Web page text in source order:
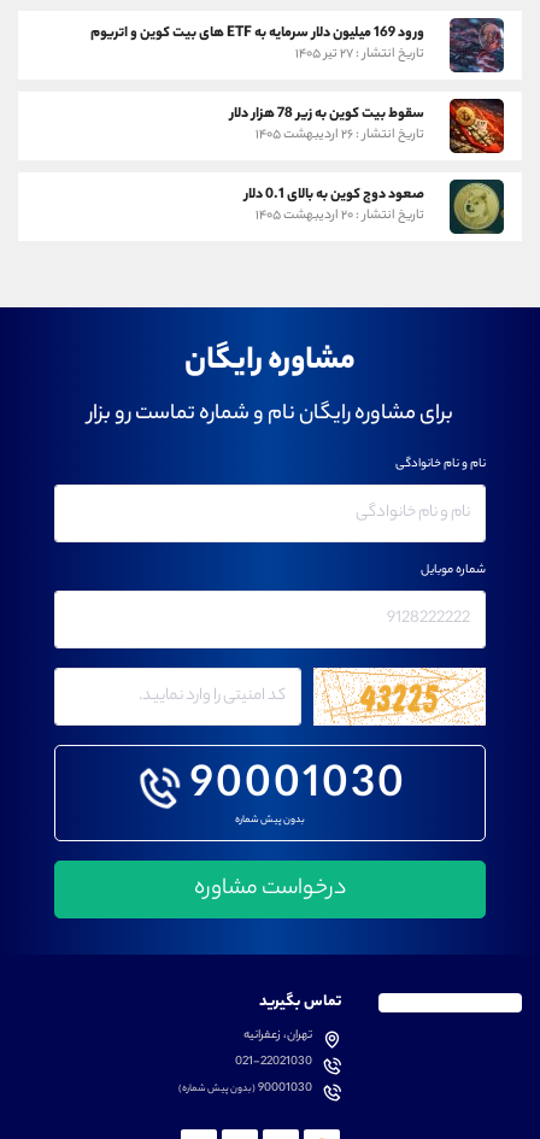
ورود 169 میلیون دلار سرمایه به ETF های بیت کوین و اتریوم
تاریخ انتشار : ۲۷ تیر ۱۴۰۵
سقوط بیت کوین به زیر 78 هزار دلار
تاریخ انتشار : ۲۶ اردیبهشت ۱۴۰۵
صعود دوج کوین به بالای 0.1 دلار
تاریخ انتشار : ۲۰ اردیبهشت ۱۴۰۵
مشاوره رایگان
برای مشاوره رایگان نام و شماره تماست رو بزار
90001030
بدون پیش شماره
نام و نام خانوادگی
شماره موبایل
تماس بگیرید
تهران، زعفرانیه
021-22021030
90001030(بدون پیش شماره)